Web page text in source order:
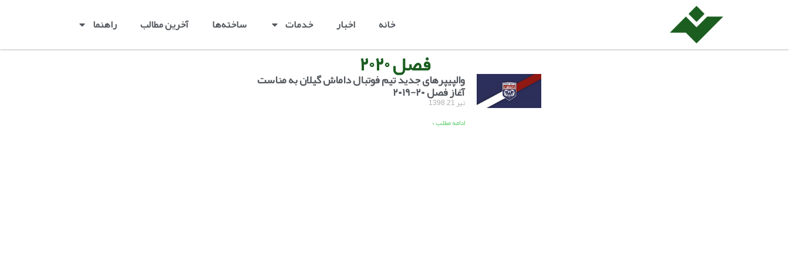
خانه اخبار خدمات ساخته‌ها آخرین مطالب راهنما
فصل ۲۰۲۰
والپیپرهای جدید تیم فوتبال داماش گیلان به مناست
آغاز فصل ۲۰-۲۰۱۹
تیر 21, 1398
ادامه مطلب »